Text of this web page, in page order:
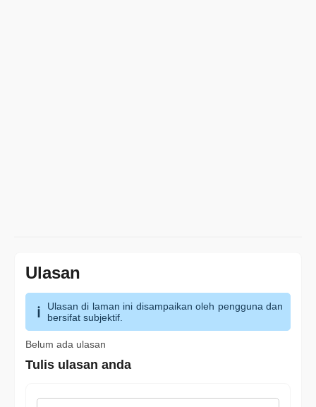
Ulasan
Ulasan di laman ini disampaikan oleh pengguna dan
bersifat subjektif.
Belum ada ulasan
Tulis ulasan anda